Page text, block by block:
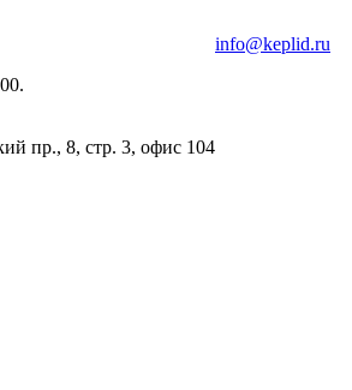
пр., 8, стр. 3, офис 104
info@keplid.ru